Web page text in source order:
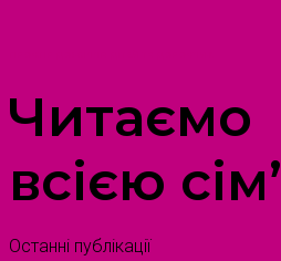
Читаємо
всією
Останні публікації